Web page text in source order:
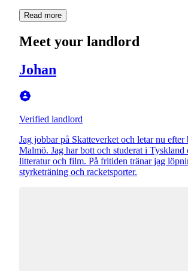
Read more
Meet your landlord
Johan
Verified landlord
Jag jobbar på Skatteverket och letar nu efter
Malmö. Jag har bott och studerat i Tyskland
litteratur och film. På fritiden tränar jag
styrketräning och racketsporter.